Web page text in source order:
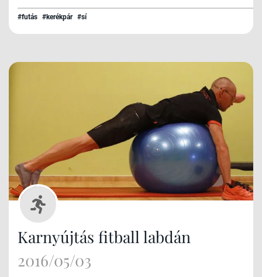
#futás #kerékpár #sí
Karnyújtás fitball labdán
2016/05/03